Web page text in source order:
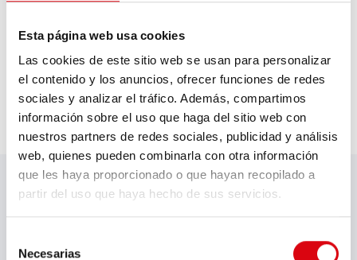
Esta página web usa cookies
Las cookies de este sitio web se usan para personalizar
el contenido y los anuncios, ofrecer funciones de redes
sociales y analizar el tráfico. Además, compartimos
información sobre el uso que haga del sitio web con
nuestros partners de redes sociales, publicidad y análisis
web, quienes pueden combinarla con otra información
que les haya proporcionado o que hayan recopilado a
partir del uso que haya hecho de sus servicios.
Necesarias
Suministro: comprobador BBT DBA con pinzas, cubierta
DATOS TÉCNICOS